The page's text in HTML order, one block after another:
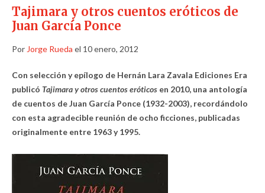
Tajimara y otros cuentos eróticos de
Juan García Ponce
Por Jorge Rueda el 10 enero, 2012
Con selección y epílogo de Hernán Lara Zavala Ediciones Era
publicó Tajimara y otros cuentos eróticos en 2010, una antología
de cuentos de Juan García Ponce (1932-2003), recordándolo
con esta agradecible reunión de ocho ficciones, publicadas
originalmente entre 1963 y 1995.